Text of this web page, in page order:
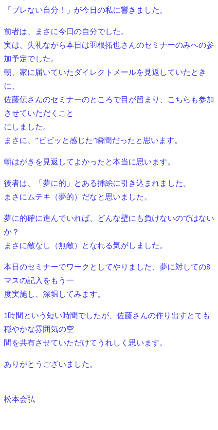
「ブレない自分！」が今日の私に響きました。
前者は、まさに今日の自分でした。
実は、失礼ながら本日は羽根拓也さんのセミナーのみへの参
加予定でした。
朝、家に届いていたダイレクトメールを見返していたとき
に、
佐藤伝さんのセミナーのところで目が留まり、こちらも参加
させていただくこと
にしました。
まさに、”ビビッと感じた”瞬間だったと思います。
朝はがきを見返してよかったと本当に思います。
後者は、「夢に的」とある挿絵に引き込まれました。
まさにムテキ（夢的）だなと思いました。
夢に的確に進んでいれば、どんな壁にも負けないのではない
か？
まさに敵なし（無敵）となれる気がしました。
本日のセミナーでワークとしてやりました、夢に対しての8
マスの記入をもう一
度実施し、深堀してみます。
1時間という短い時間でしたが、佐藤さんの作り出すとても
穏やかな雰囲気の空
間を共有させていただけてうれしく思います。
ありがとうございました。
松本会弘